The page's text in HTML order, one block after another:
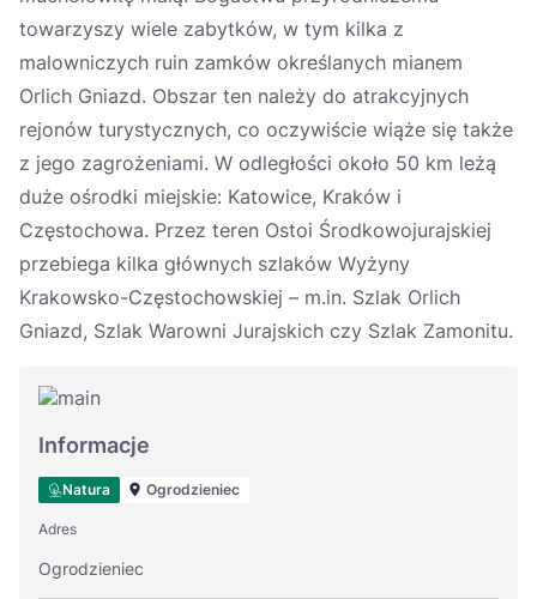
towarzyszy wiele zabytków, w tym kilka z
malowniczych ruin zamków określanych mianem
Orlich Gniazd. Obszar ten należy do atrakcyjnych
rejonów turystycznych, co oczywiście wiąże się także
z jego zagrożeniami. W odległości około 50 km leżą
duże ośrodki miejskie: Katowice, Kraków i
Częstochowa. Przez teren Ostoi Środkowojurajskiej
przebiega kilka głównych szlaków Wyżyny
Krakowsko-Częstochowskiej – m.in. Szlak Orlich
Gniazd, Szlak Warowni Jurajskich czy Szlak Zamonitu.
Informacje
Natura Ogrodzieniec
Adres
Ogrodzieniec